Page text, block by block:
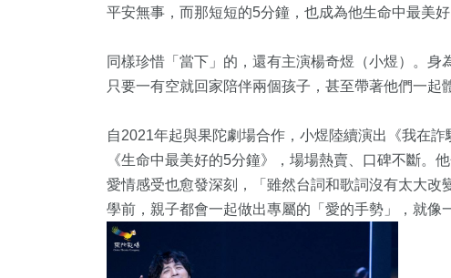
平安無事，而那短短的5分鐘，也成為他生命中最美好
同樣珍惜「當下」的，還有主演楊奇煜（小煜）。身
只要一有空就回家陪伴兩個孩子，甚至帶著他們一起
自2021年起與果陀劇場合作，小煜陸續演出《我在
《生命中最美好的5分鐘》，場場熱賣、口碑不斷。
愛情感受也愈發深刻，「雖然台詞和歌詞沒有太大
學前，親子都會一起做出專屬的「愛的手勢」，就像
綜合新聞 專欄